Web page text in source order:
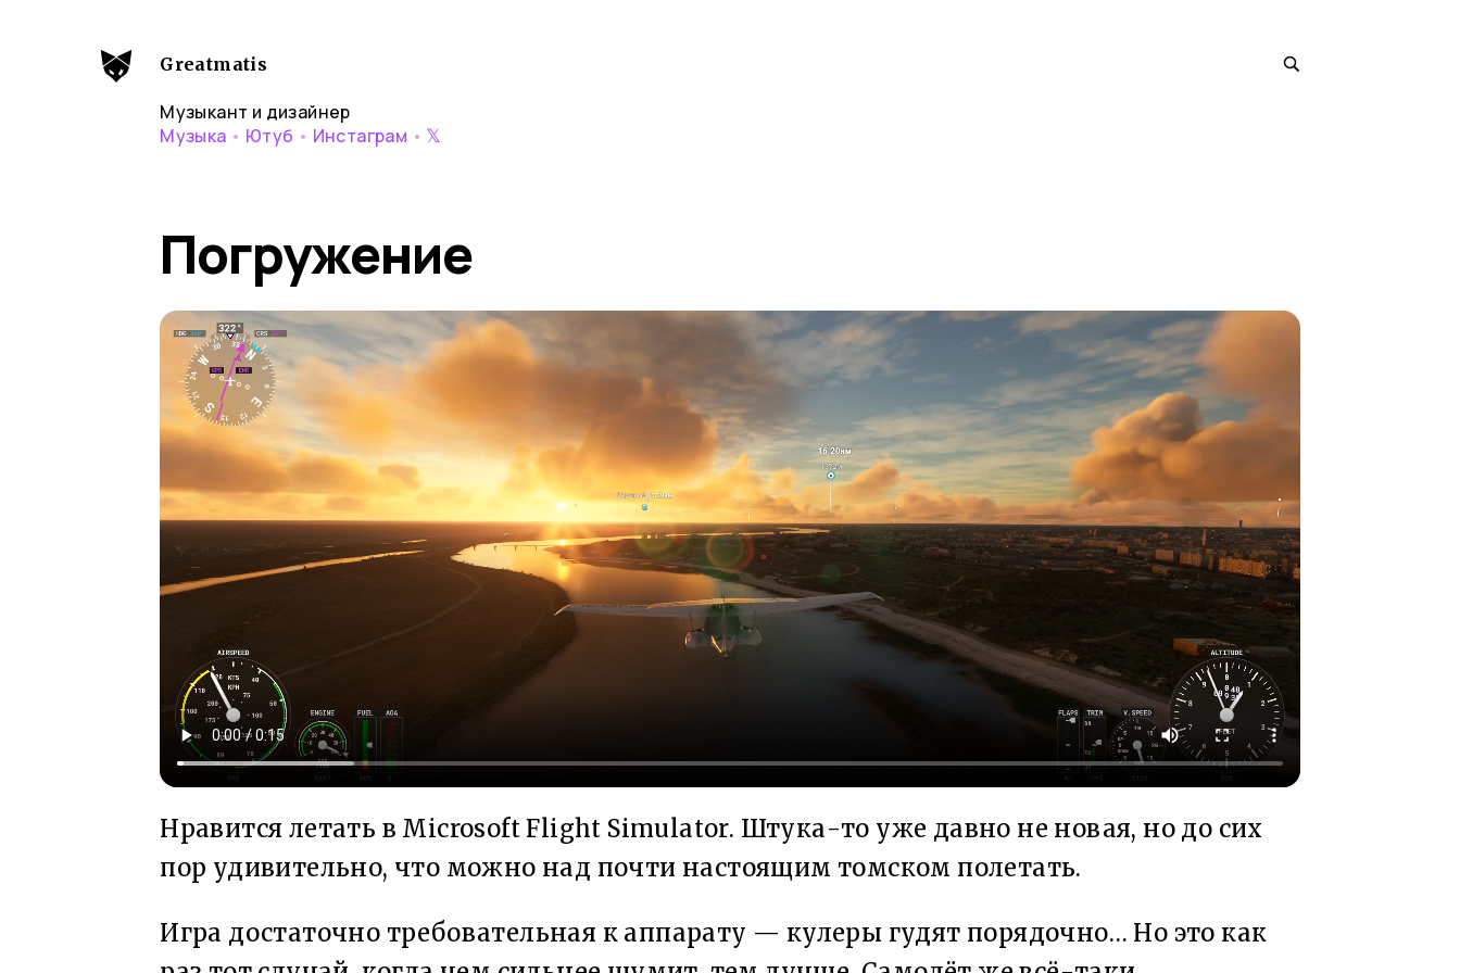
Greatmatis
Музыкант и дизайнер
Музыка • Ютуб • Инстаграм • 𝕏
Погружение
Нравится летать в Microsoft Flight Simulator. Штука-то уже давно не новая, но до сих
пор удивительно, что можно над почти настоящим томском полетать.
Игра достаточно требовательная к аппарату — кулеры гудят порядочно… Но это как